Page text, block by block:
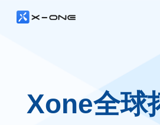
Xone全球